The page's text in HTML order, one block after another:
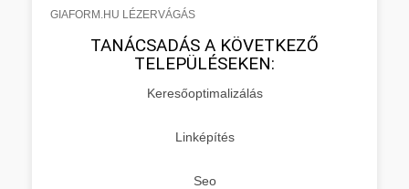
GIAFORM.HU LÉZERVÁGÁS
TANÁCSADÁS A KÖVETKEZŐ
TELEPÜLÉSEKEN:
Keresőoptimalizálás
Linképítés
Seo